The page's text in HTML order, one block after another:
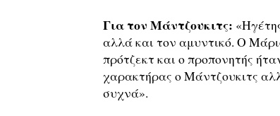
Για τον Μάντζουκιτς:
αλλά και τον αμυντικό. Ο
πρότζεκτ και ο προπονητής
χαρακτήρας ο Μάντζουκιτς
συχνά».